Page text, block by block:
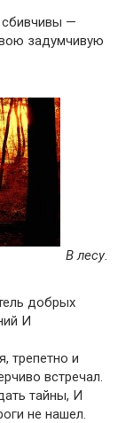
сбивчивы —
задумчивую
В лесу.
добрых
И
трепетно и
встречал.
тайны, И
не нашел.